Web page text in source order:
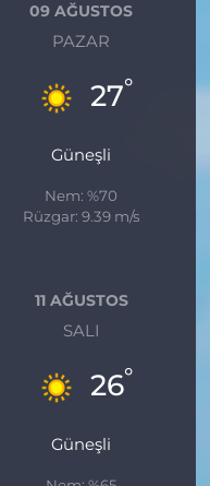
09 AĞUSTOS
PAZAR
27°
Güneşli
Nem: %70
Rüzgar: 9.39 m/s
11 AĞUSTOS
SALI
26°
Güneşli